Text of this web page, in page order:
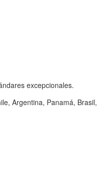
excepcionales.
Argentina, Panamá, Brasil,